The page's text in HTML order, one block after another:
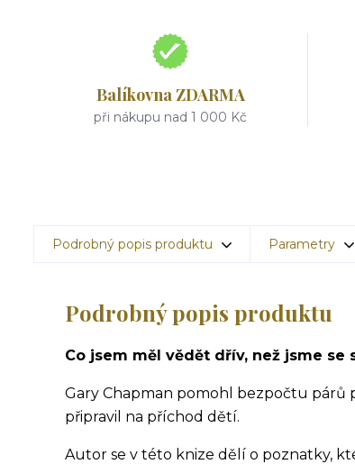
Balíkovna ZDARMA
při nákupu nad 1 000 Kč
Podrobný popis produktu Parametry
Podrobný popis produktu
Co jsem měl vědět dřív, než jsme se
Gary Chapman pomohl bezpočtu párů
připravil na příchod dětí.
Autor se v této knize dělí o poznatky,